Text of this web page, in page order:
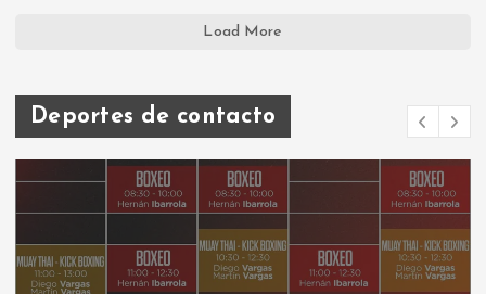
Load More
Deportes de contacto